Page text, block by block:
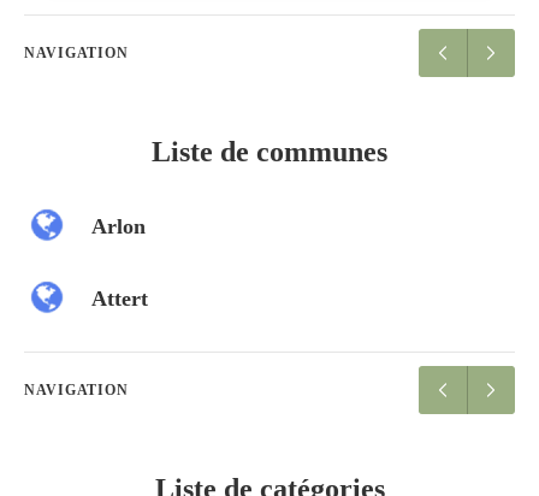
NAVIGATION
Liste de communes
Arlon
Attert
NAVIGATION
Liste de catégories